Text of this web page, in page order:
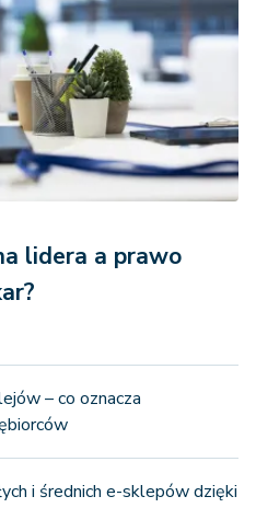
lidera a prawo
– co oznacza
i średnich e-sklepów dzięki